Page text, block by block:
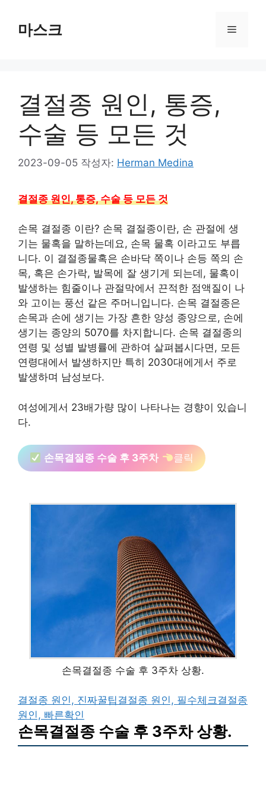
마스크 메
결절종 원인, 통증,
수술 등 모든 것
2023-09-05 작성자: Herman Medina
결절종 원인, 통증, 수술 등 모든 것
손목 결절종 이란? 손목 결절종이란, 손 관절에 생
기는 물혹을 말하는데요, 손목 물혹 이라고도 부릅
니다. 이 결절종물혹은 손바닥 쪽이나 손등 쪽의 손
목, 혹은 손가락, 발목에 잘 생기게 되는데, 물혹이
발생하는 힘줄이나 관절막에서 끈적한 점액질이 나
와 고이는 풍선 같은 주머니입니다. 손목 결절종은
손목과 손에 생기는 가장 흔한 양성 종양으로, 손에
생기는 종양의 5070를 차지합니다. 손목 결절종의
연령 및 성별 발병률에 관하여 살펴봅시다면, 모든
연령대에서 발생하지만 특히 2030대에게서 주로
발생하며 남성보다.
여성에게서 23배가량 많이 나타나는 경향이 있습니
다.
손목결절종 수술 후 3주차 클릭
손목결절종 수술 후 3주차 상황.
결절종 원인, 진짜꿀팁결절종 원인, 필수체크결절종
원인, 빠른확인
손목결절종 수술 후 3주차 상황.